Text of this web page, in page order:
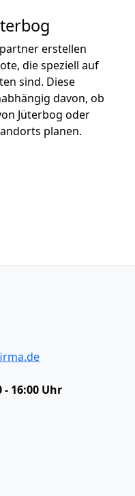
erstellen
die speziell auf
sind. Diese
davon, ob
Jüterbog oder
planen.
- 16:00 Uhr